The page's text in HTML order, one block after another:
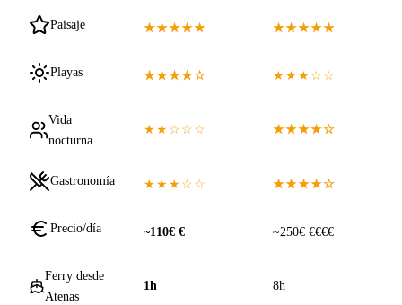
Paisaje ★★★★★ ★★★★★
Playas ★★★★☆ ★★★☆☆
Vida
nocturna
★★☆☆☆ ★★★★☆
Gastronomía ★★★☆☆ ★★★★☆
Precio/día ~110€ € ~250€ €€€€
Ferry desde
Atenas
1h 8h